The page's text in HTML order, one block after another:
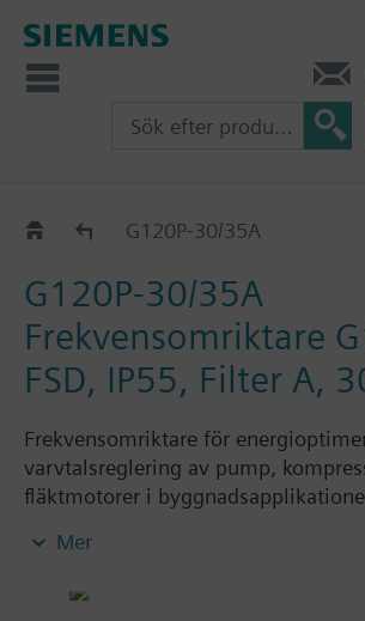
KatalogG120P-30/35A
G120P-30/35A
Frekvensomriktare
FSD, IP55, Filter A,
Frekvensomriktare för
varvtalsreglering av pump,
fläktmotorer i
operatörspanel.
Ytterligare information
Mer